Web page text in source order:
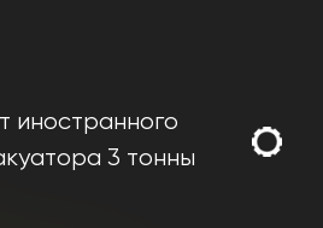
иностранного
3 тонны